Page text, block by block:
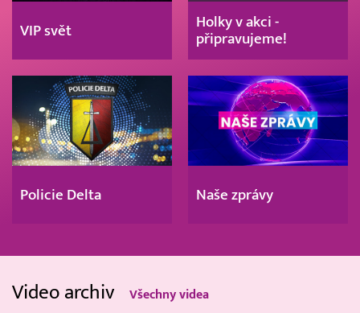
VIP svět
Holky v akci -
připravujeme!
Policie Delta Naše zprávy
Video archiv Všechny videa